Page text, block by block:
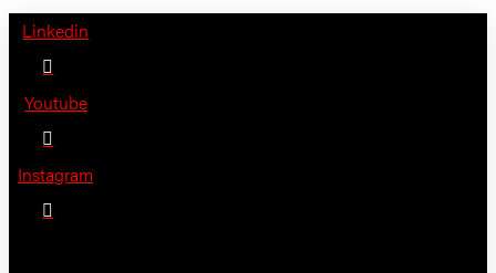
Saltar
contenido
Linkedin
Youtube
Instagram